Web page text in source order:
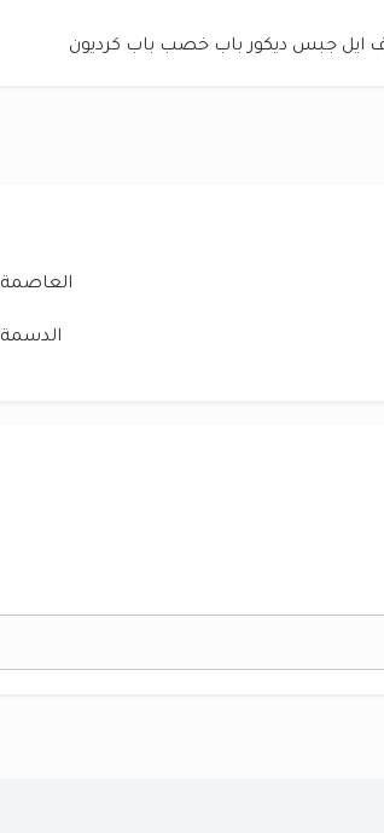
ايل جبس ديكور باب خصب باب كرديون
العاصمة
الدسمة